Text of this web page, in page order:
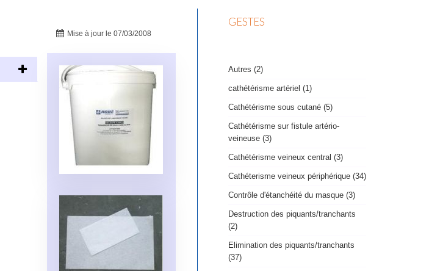
Mise à jour le 07/03/2008
GESTES
Autres (2)
cathétérisme artériel (1)
Cathétérisme sous cutané (5)
Cathétérisme sur fistule artério-
veineuse (3)
Cathétérisme veineux central (3)
Cathéterisme veineux périphérique (34)
Contrôle d'étanchéité du masque (3)
Destruction des piquants/tranchants
(2)
Elimination des piquants/tranchants
(37)